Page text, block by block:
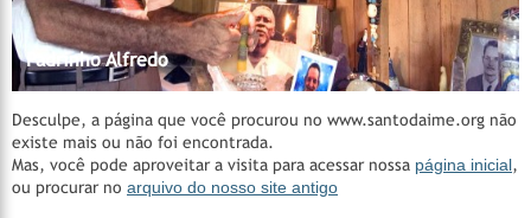
Madrinha Rita
Catedral da Floresta
Catedral da Floresta
Acervo do CEDOC
Catedral da Floresta
Santa Casa de Cura - Padrinho Manoel Corrente
Nossos Padrinhos
AMAGAIA
Manejo Florestal Comunitário
Vila Céu do Mapiá
Mestre Irineu
Fazenda São Sebastião
Padrinho Sebastião
Hinários
Feitio
Feitio
Padrinho Alfredo
Desculpe, a página que você procurou no www.santodaime.org não
existe mais ou não foi encontrada.
Mas, você pode aproveitar a visita para acessar nossa página inicial,
ou procurar no arquivo do nosso site antigo